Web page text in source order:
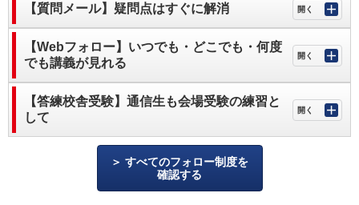
【質問メール】疑問点はすぐに解消
【Webフォロー】いつでも・どこでも・何度
でも講義が見れる
【答練校舎受験】通信生も会場受験の練習と
して
すべてのフォロー制度を
確認する